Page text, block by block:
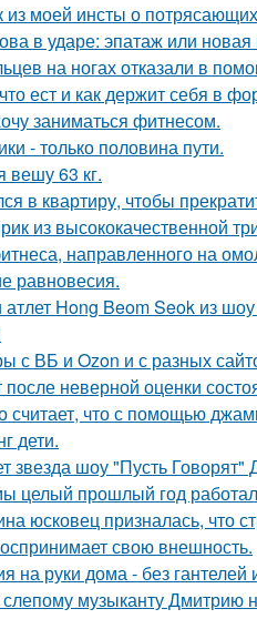
из моей инсты о
в ударе: эпатаж или
на ногах отказали в
ест и как держит себя в
заниматься фитнесом.
- только половина пути.
63 кг.
в квартиру, чтобы
из высококачественной
направленного на
равновесия.
атлет Hong Beom Seok из
с ВБ и Ozon и с разных
неверной оценки
считает, что с помощью
дети.
звезда шоу "Пусть Говорят"
целый прошлый год
юсковец призналась, что
свою внешность.
на руки дома - без гантелей
музыканту Дмитрию